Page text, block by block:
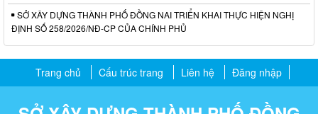
SỞ XÂY DỰNG THÀNH PHỐ ĐỒNG NAI TRIỂN KHAI THỰC HIỆN NGHỊ
ĐỊNH SỐ 258/2026/NĐ-CP CỦA CHÍNH PHỦ
Trang chủ Cấu trúc trang Liên hệ Đăng nhập